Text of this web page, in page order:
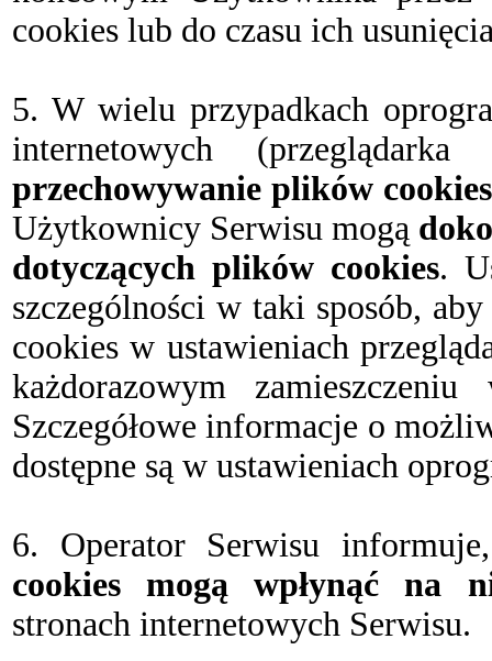
cookies lub do czasu ich
5. W wielu przypadkach
internetowych
przechowywanie plików cookies
Użytkownicy Serwisu mogą
dotyczących plików cookies.
szczególności w taki sposób,
cookies w ustawieniach
każdorazowym
Szczegółowe informacje o
dostępne są w ustawieniach
6. Operator Serwisu
cookies mogą wpłynąć na
stronach internetowych Serwisu.